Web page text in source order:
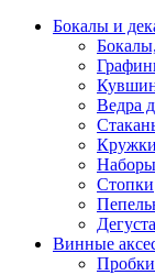
Бокалы и
Ведра
Наборы
Стопки
Винные